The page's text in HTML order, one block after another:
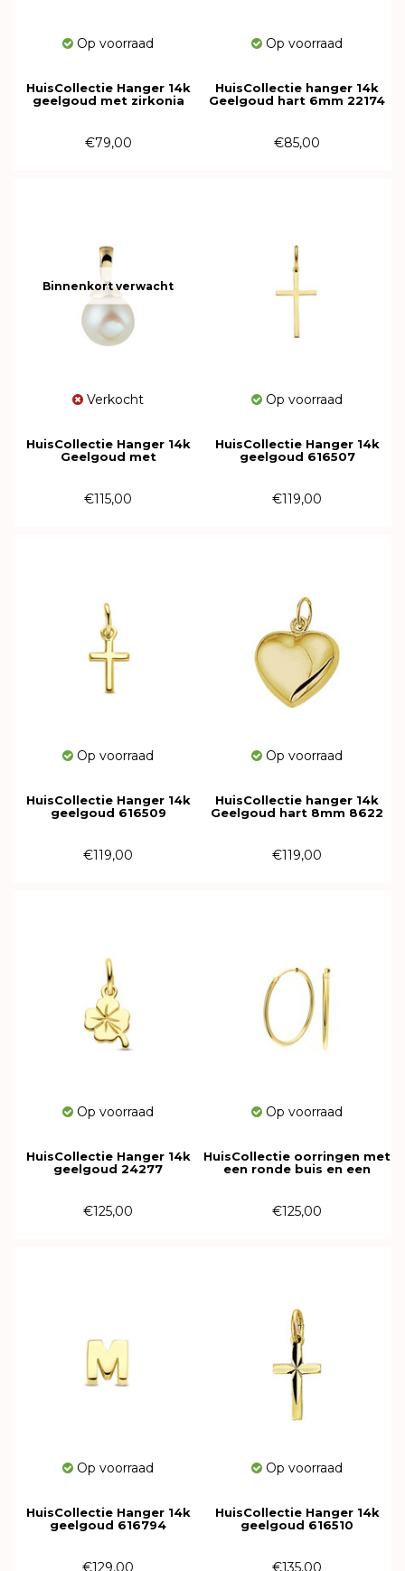
Op voorraad
HuisCollectie Hanger 14k
geelgoud met zirkonia
€79,00
Op voorraad
HuisCollectie hanger 14k
Geelgoud hart 6mm 22174
€85,00
Binnenkort verwacht
Verkocht
HuisCollectie Hanger 14k
Geelgoud met
€115,00
Op voorraad
HuisCollectie Hanger 14k
geelgoud 616507
€119,00
Op voorraad
HuisCollectie Hanger 14k
geelgoud 616509
€119,00
Op voorraad
HuisCollectie hanger 14k
Geelgoud hart 8mm 8622
€119,00
Op voorraad
HuisCollectie Hanger 14k
geelgoud 24277
€125,00
Op voorraad
HuisCollectie oorringen met
een ronde buis en een
€125,00
Op voorraad
HuisCollectie Hanger 14k
geelgoud 616794
€129,00
Op voorraad
HuisCollectie Hanger 14k
geelgoud 616510
€135,00